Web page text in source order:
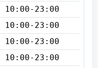
10:00-23:00
10:00-23:00
10:00-23:00
10:00-23:00